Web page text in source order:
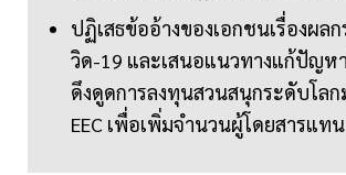
ปฏิเสธข้ออ้างของเอกชนเรื่องผล
วิด-19 และเสนอแนวทางแก้ปัญห
ดึงดูดการลงทุนสวนสนุกระดับโล
EEC เพื่อเพิ่มจำนวนผู้โดยสารแทน